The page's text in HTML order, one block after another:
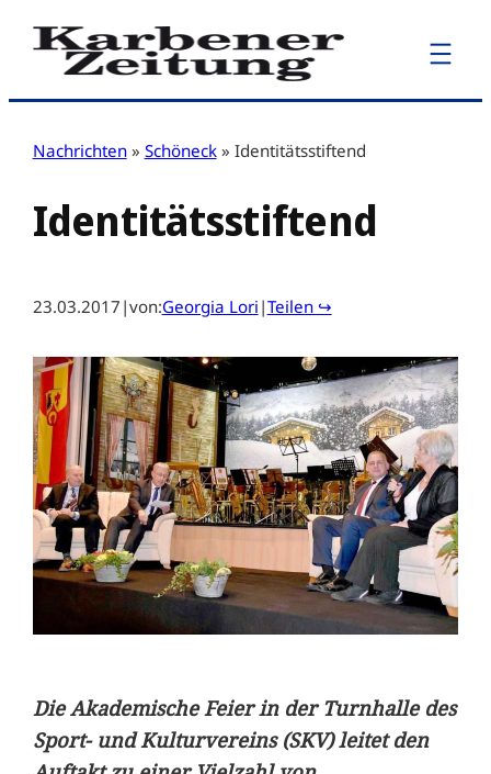
Zum
Inhalt
Nachrichten » Schöneck » Identitätsstiftend
Identitätsstiftend
23.03.2017 |von:Georgia Lori |Teilen ↪
Die Akademische Feier in der Turnhalle des
Sport- und Kulturvereins (SKV) leitet den